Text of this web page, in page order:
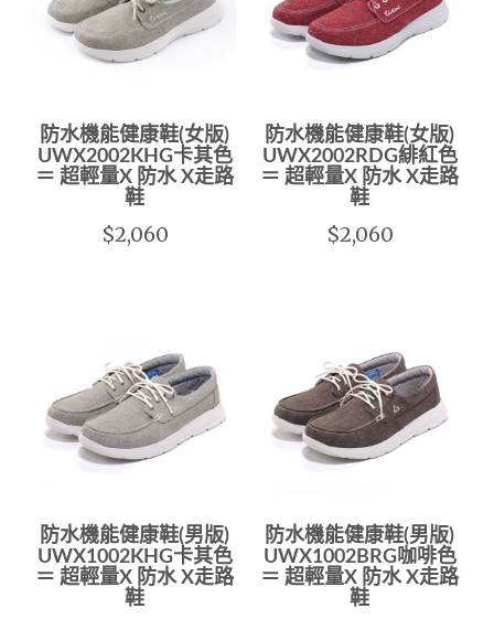
防水機能健康鞋(女版)
UWX2002KHG卡其色
＝ 超輕量X 防水 X走路
鞋
$2,060
防水機能健康鞋(女版)
UWX2002RDG緋紅色
＝ 超輕量X 防水 X走路
鞋
$2,060
防水機能健康鞋(男版)
UWX1002KHG卡其色
＝ 超輕量X 防水 X走路
鞋
防水機能健康鞋(男版)
UWX1002BRG咖啡色
＝ 超輕量X 防水 X走路
鞋